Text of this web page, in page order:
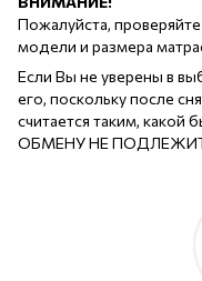
Пожалуйста,
модели и размера
Если Вы не уверены в
его, поскольку после
считается таким, какой
ОБМЕНУ НЕ